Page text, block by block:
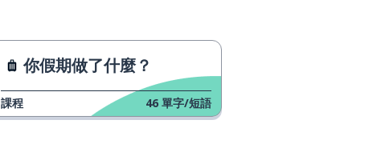
你假期做了什麼？
課程 46 單字/短語